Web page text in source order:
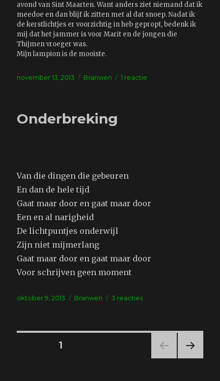
avond van Sint Maarten. Want anders ziet niemand dat ik
meedoe en dan blijf ik zitten met al dat snoep. Nadat ik
de kerstlichtjes er voorzichtig in heb gepropt, bedenk ik
mij dat het jammer is voor Marit en de jongen die
Thijmen vroeger was.
Mijn lampion is de mooiste.
Geplaatst
november 13, 2013 Tags
Branwen 1 reactie
Onderbreking
Van die dingen die gebeuren
En dan de hele tijd
Gaat maar door en gaat maar door
Een en al narigheid
De lichtpuntjes onderwijl
Zijn niet mijmerlang
Gaat maar door en gaat maar door
Voor schrijven geen moment
Geplaatst
oktober 9, 2013 Tags
Branwen 3 reactiesop
Berichten
PAGINA1